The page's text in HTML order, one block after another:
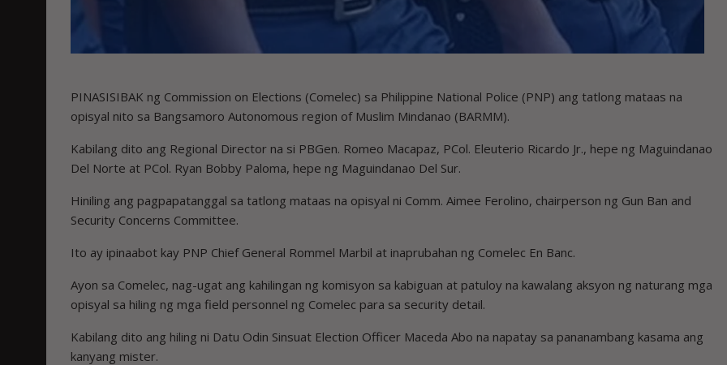
PINASISIBAK ng Commission on Elections (Comelec) sa Philippine National Police (PNP) ang tatlong mataas na
opisyal nito sa Bangsamoro Autonomous region of Muslim Mindanao (BARMM).
Kabilang dito ang Regional Director na si PBGen. Romeo Macapaz, PCol. Eleuterio Ricardo Jr., hepe ng Maguindanao
Del Norte at PCol. Ryan Bobby Paloma, hepe ng Maguindanao Del Sur.
Hiniling ang pagpapatanggal sa tatlong mataas na opisyal ni Comm. Aimee Ferolino, chairperson ng Gun Ban and
Security Concerns Committee.
Ito ay ipinaabot kay PNP Chief General Rommel Marbil at inaprubahan ng Comelec En Banc.
Ayon sa Comelec, nag-ugat ang kahilingan ng komisyon sa kabiguan at patuloy na kawalang aksyon ng naturang mga
opisyal sa hiling ng mga field personnel ng Comelec para sa security detail.
Kabilang dito ang hiling ni Datu Odin Sinsuat Election Officer Maceda Abo na napatay sa pananambang kasama ang
kanyang mister.